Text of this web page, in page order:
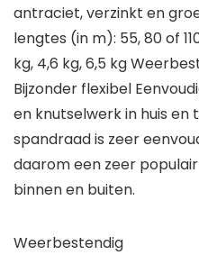
antraciet, verzinkt en
lengtes (in m): 55, 80 of
kg, 4,6 kg, 6,5 kg
Bijzonder flexibel
en knutselwerk in huis en
spandraad is zeer
daarom een zeer
binnen en buiten.
Weerbestendig